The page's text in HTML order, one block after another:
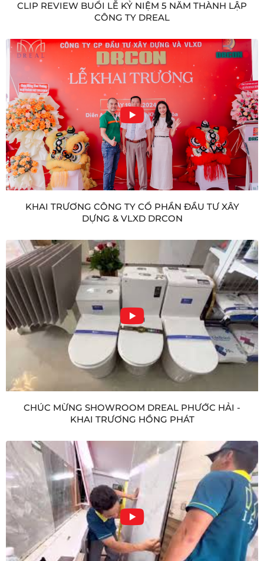
CLIP REVIEW BUỔI LỄ KỶ NIỆM 5 NĂM THÀNH LẬP
CÔNG TY DREAL
KHAI TRƯƠNG CÔNG TY CỔ PHẦN ĐẦU TƯ XÂY
DỰNG & VLXD DRCON
CHÚC MỪNG SHOWROOM DREAL PHƯỚC HẢI -
KHAI TRƯƠNG HỒNG PHÁT